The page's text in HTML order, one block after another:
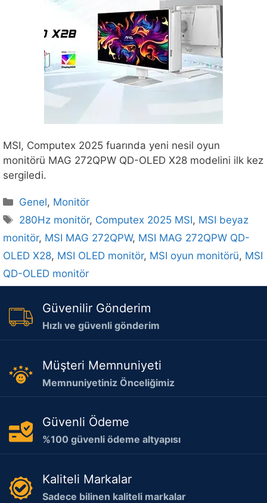
MSI, Computex 2025 fuarında yeni nesil oyun
monitörü MAG 272QPW QD-OLED X28 modelini ilk kez
sergiledi.
Kategoriler
Genel, Monitör
Etiketler
280Hz monitör, Computex 2025 MSI, MSI beyaz
monitör, MSI MAG 272QPW, MSI MAG 272QPW QD-
OLED X28, MSI OLED monitör, MSI oyun monitörü, MSI
QD-OLED monitör
Güvenilir Gönderim
Hızlı ve güvenli gönderim
Müşteri Memnuniyeti
Memnuniyetiniz Önceliğimiz
Güvenli Ödeme
%100 güvenli ödeme altyapısı
Kaliteli Markalar
Sadece bilinen kaliteli markalar